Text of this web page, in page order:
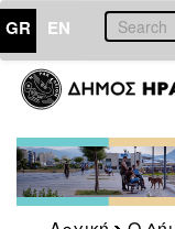
GR EN
ΔΗΜΟΣ
Δελτία
Τύπου
Αρχείο